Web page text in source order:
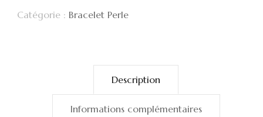
Catégorie : Bracelet Perle
Description
Informations complémentaires